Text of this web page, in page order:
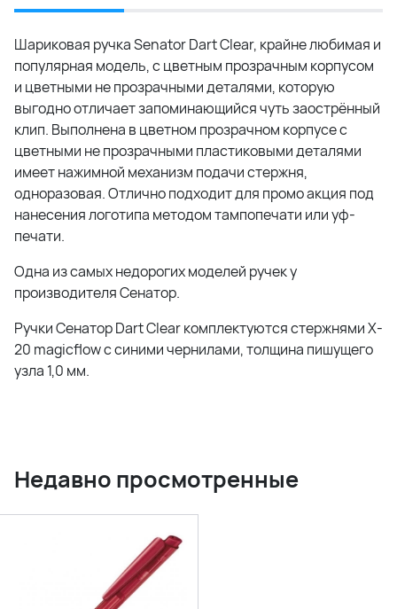
Шариковая ручка Senator Dart Clear, крайне любимая и
популярная модель, с цветным прозрачным корпусом
и цветными не прозрачными деталями, которую
выгодно отличает запоминающийся чуть заострённый
клип. Выполнена в цветном прозрачном корпусе с
цветными не прозрачными пластиковыми деталями
имеет нажимной механизм подачи стержня,
одноразовая. Отлично подходит для промо акция под
нанесения логотипа методом тампопечати или уф-
печати.
Одна из самых недорогих моделей ручек у
производителя Сенатор.
Ручки Сенатор Dart Clear комплектуются стержнями X-
20 magicflow с синими чернилами, толщина пишущего
узла 1,0 мм.
Недавно просмотренные